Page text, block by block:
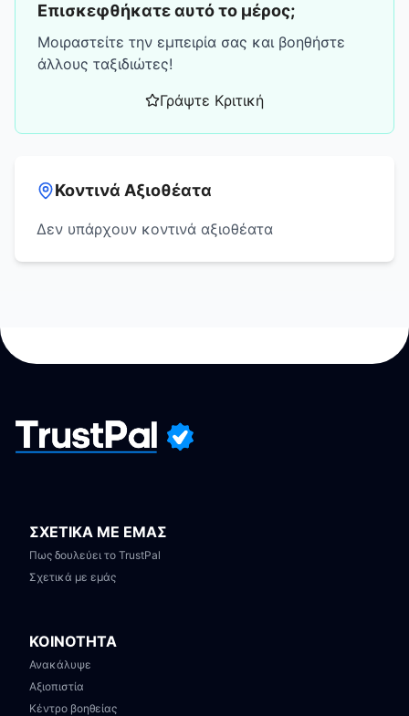
Επισκεφθήκατε αυτό το μέρος;
Μοιραστείτε την εμπειρία σας και βοηθήστε
άλλους ταξιδιώτες!
Γράψτε Κριτική
Κοντινά Αξιοθέατα
Δεν υπάρχουν κοντινά αξιοθέατα
ΣΧΕΤΙΚΑ ΜΕ ΕΜΑΣ
Πως δουλεύει το TrustPal
Σχετικά με εμάς
ΚΟΙΝΟΤΗΤΑ
Ανακάλυψε
Αξιοπιστία
Κέντρο βοηθείας